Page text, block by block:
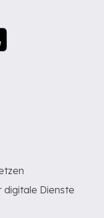
Dienste